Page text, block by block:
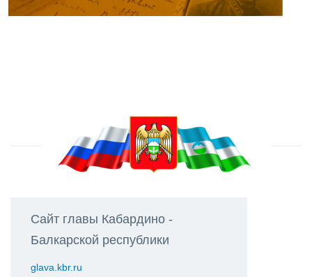
Сайт главы Кабардино -
Балкарской республики
glava.kbr.ru